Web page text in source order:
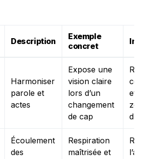
Description
Exemple
concret
Harmoniser
parole et
actes
Expose une
vision claire
lors d’un
changement
de cap
et
Écoulement
des
Respiration
maîtrisée et